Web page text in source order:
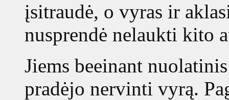
įsitraudė, o vyras ir
nusprendė nelaukti kito
Jiems beeinant
pradėjo nervinti vyrą.